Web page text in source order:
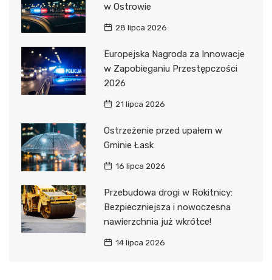
w Ostrowie
28 lipca 2026
Europejska Nagroda za Innowacje
w Zapobieganiu Przestępczości
2026
21 lipca 2026
Ostrzeżenie przed upałem w
Gminie Łask
16 lipca 2026
Przebudowa drogi w Rokitnicy:
Bezpieczniejsza i nowoczesna
nawierzchnia już wkrótce!
14 lipca 2026